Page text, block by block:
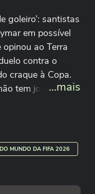
goleiro’: santistas
em possível
ao Terra
contra o
craque à Copa.
tem jogador
Redação Terra
...mais
MUNDO DA FIFA 2026